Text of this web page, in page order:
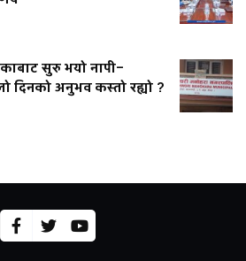
सुरु भयो नापी–
दिनको अनुभव कस्तो रह्यो ?